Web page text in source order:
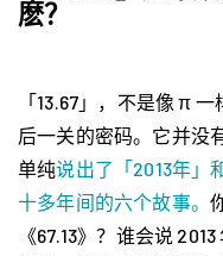
麽？
「13.67」，不是像 π
后一关的密码。它并没
单纯说出了「2013年」
十多年间的六个故事。
《67.13》？谁会说